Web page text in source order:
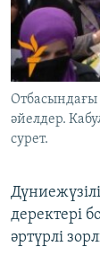
ЖАЗЫЛЫҢЫЗ
Басқа
әйелдер.
сурет.
деректері
әртүрлі